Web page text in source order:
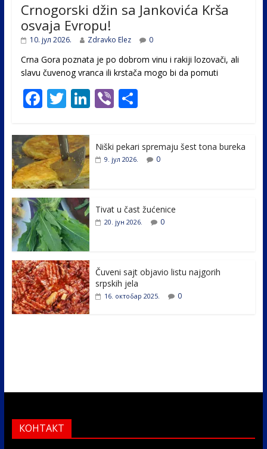
Crnogorski džin sa Jankovića Krša
osvaja Evropu!
10. јул 2026. Zdravko Elez 0
Crna Gora poznata je po dobrom vinu i rakiji lozovači, ali
slavu čuvenog vranca ili krstača mogo bi da pomuti
F
e
b
o
o
k
T
itt
er
Li
e
Vi
er
S
e
Niški pekari spremaju šest tona bureka
9. јул 2026. 0
Tivat u čast žućenice
20. јун 2026. 0
Čuveni sajt objavio listu najgorih
srpskih jela
16. октобар 2025. 0
КОНТАКТ